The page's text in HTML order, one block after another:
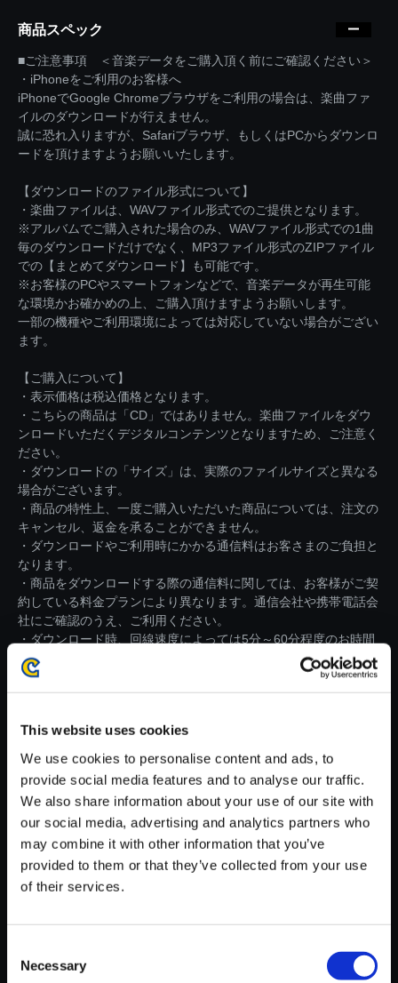
This website uses cookies
We use cookies to personalise content and ads, to
provide social media features and to analyse our traffic.
We also share information about your use of our site with
our social media, advertising and analytics partners who
may combine it with other information that you’ve
provided to them or that they’ve collected from your use
of their services.
Selection
Necessary
商品スペック
■ご注意事項 ＜音楽データをご購入頂く前にご確認ください＞
・iPhoneをご利用のお客様へ
iPhoneでGoogle Chromeブラウザをご利用の場合は、楽曲ファ
イルのダウンロードが行えません。
誠に恐れ入りますが、Safariブラウザ、もしくはPCからダウンロ
ードを頂けますようお願いいたします。
【ダウンロードのファイル形式について】
・楽曲ファイルは、WAVファイル形式でのご提供となります。
※アルバムでご購入された場合のみ、WAVファイル形式での1曲
毎のダウンロードだけでなく、MP3ファイル形式のZIPファイル
での【まとめてダウンロード】も可能です。
※お客様のPCやスマートフォンなどで、音楽データが再生可能
な環境かお確かめの上、ご購入頂けますようお願いします。
一部の機種やご利用環境によっては対応していない場合がござい
ます。
【ご購入について】
・表示価格は税込価格となります。
・こちらの商品は「CD」ではありません。楽曲ファイルをダウ
ンロードいただくデジタルコンテンツとなりますため、ご注意く
ださい。
・ダウンロードの「サイズ」は、実際のファイルサイズと異なる
場合がございます。
・商品の特性上、一度ご購入いただいた商品については、注文の
キャンセル、返金を承ることができません。
・ダウンロードやご利用時にかかる通信料はお客さまのご負担と
なります。
・商品をダウンロードする際の通信料に関しては、お客様がご契
約している料金プランにより異なります。通信会社や携帯電話会
社にご確認のうえ、ご利用ください。
・ダウンロード時、回線速度によっては5分～60分程度のお時間
がかかる場合がございます。
※ご購入いただいたファイルのダウンロードの際には、通信環境
が安定しているWifi環境でお試しください。
【単曲】ロックマンX8 サウンド
コレクション Angry 8Boss
150円